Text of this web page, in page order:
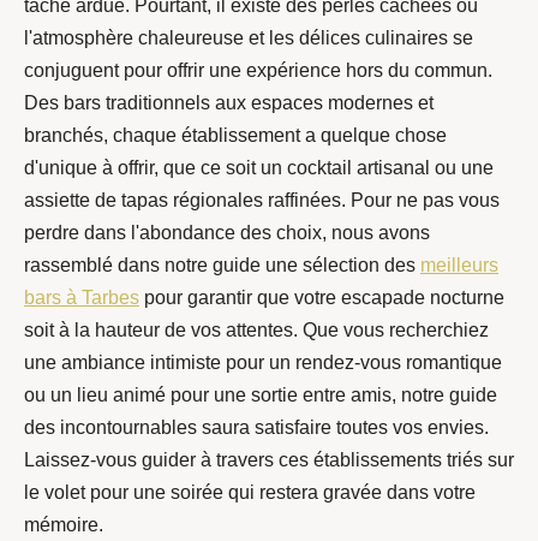
tâche ardue. Pourtant, il existe des perles cachées où
l'atmosphère chaleureuse et les délices culinaires se
conjuguent pour offrir une expérience hors du commun.
Des bars traditionnels aux espaces modernes et
branchés, chaque établissement a quelque chose
d'unique à offrir, que ce soit un cocktail artisanal ou une
assiette de tapas régionales raffinées. Pour ne pas vous
perdre dans l'abondance des choix, nous avons
rassemblé dans notre guide une sélection des meilleurs
bars à Tarbes pour garantir que votre escapade nocturne
soit à la hauteur de vos attentes. Que vous recherchiez
une ambiance intimiste pour un rendez-vous romantique
ou un lieu animé pour une sortie entre amis, notre guide
des incontournables saura satisfaire toutes vos envies.
Laissez-vous guider à travers ces établissements triés sur
le volet pour une soirée qui restera gravée dans votre
mémoire.